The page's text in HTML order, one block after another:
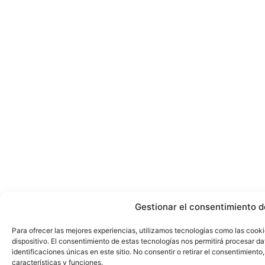
Gestionar el consentimiento
Para ofrecer las mejores experiencias, utilizamos tecnologías como las
dispositivo. El consentimiento de estas tecnologías nos permitirá procesar
identificaciones únicas en este sitio. No consentir o retirar el
características y funciones.